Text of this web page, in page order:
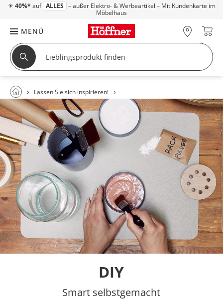
☀ 40%* auf ALLES – außer Elektro- & Werbeartikel – Mit Kundenkarte im
Möbelhaus
MENÜ
Lassen Sie sich inspirieren!
DIY
Smart selbstgemacht